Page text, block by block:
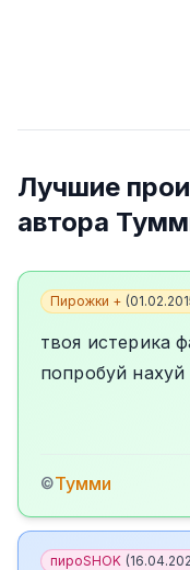
Лучшие
автора
Пирожки + (
твоя истерика
попробуй
©Тумми
пироSHOK (